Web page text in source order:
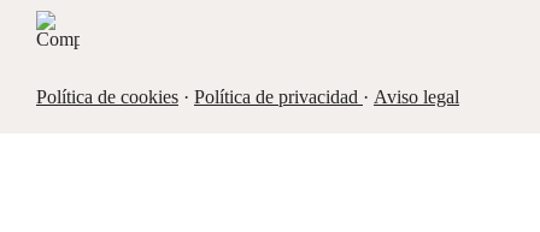
Política de cookies· Política de privacidad · Aviso legal